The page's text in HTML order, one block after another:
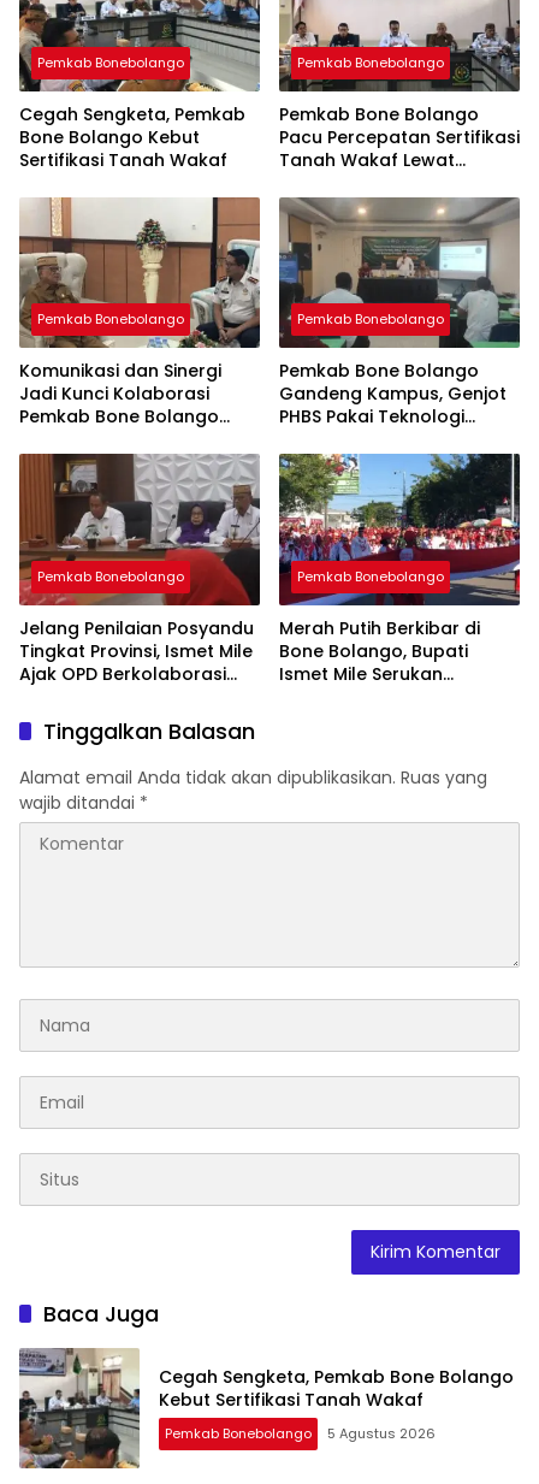
Pemkab Bonebolango
Cegah Sengketa, Pemkab
Bone Bolango Kebut
Sertifikasi Tanah Wakaf
Pemkab Bonebolango
Pemkab Bone Bolango
Pacu Percepatan Sertifikasi
Tanah Wakaf Lewat
Pemkab Bonebolango
Komunikasi dan Sinergi
Jadi Kunci Kolaborasi
Pemkab Bone Bolango
Pemkab Bonebolango
Pemkab Bone Bolango
Gandeng Kampus, Genjot
PHBS Pakai Teknologi
Pemkab Bonebolango
Jelang Penilaian Posyandu
Tingkat Provinsi, Ismet Mile
Ajak OPD Berkolaborasi
Pemkab Bonebolango
Merah Putih Berkibar di
Bone Bolango, Bupati
Ismet Mile Serukan
Tinggalkan Balasan
Alamat email Anda tidak akan dipublikasikan. Ruas yang
wajib ditandai *
Baca Juga
Cegah Sengketa, Pemkab Bone Bolango
Kebut Sertifikasi Tanah Wakaf
Pemkab Bonebolango 5 Agustus 2026